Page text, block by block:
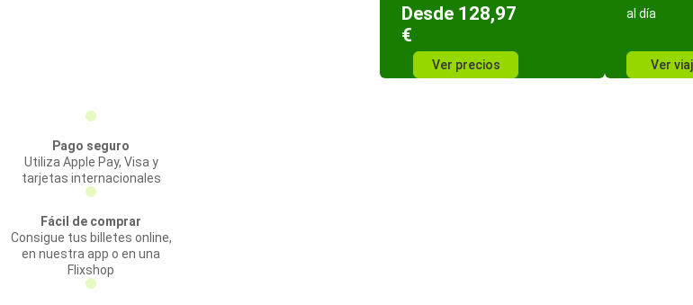
Desde 128,97
€
Ver precios
al día
Ver
Pago seguro
Utiliza Apple Pay, Visa y
tarjetas internacionales
Fácil de comprar
Consigue tus billetes online,
en nuestra app o en una
Flixshop